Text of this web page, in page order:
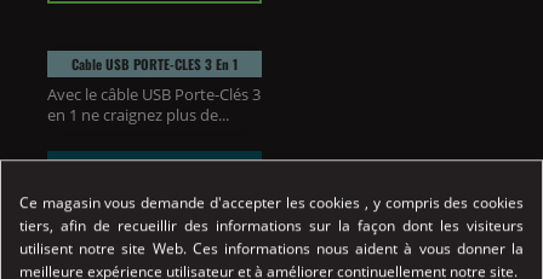
Cable USB PORTE-CLES 3 En 1
Avec le câble USB Porte-Clés 3
en 1 ne craignez plus de...
Détail
Achat Rapide
Ce magasin vous demande d'accepter les cookies , y compris des cookies
tiers, afin de recueillir des informations sur la façon dont les visiteurs
utilisent notre site Web. Ces informations nous aident à vous donner la
meilleure expérience utilisateur et à améliorer continuellement notre site.